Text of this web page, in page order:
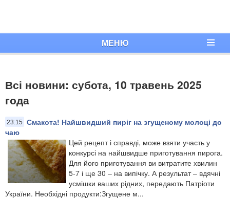
МЕНЮ
Всі новини: субота, 10 травень 2025
года
23:15
Смакота! Найшвидший пиріг на згущеному молоці до
чаю
Цей рецепт і справді, може взяти участь у
конкурсі на найшвидше приготування пирога.
Для його приготування ви витратите хвилин
5-7 і ще 30 – на випічку. А результат – вдячні
усмішки ваших рідних, передають Патріоти
України. Необхідні продукти:Згущене м...